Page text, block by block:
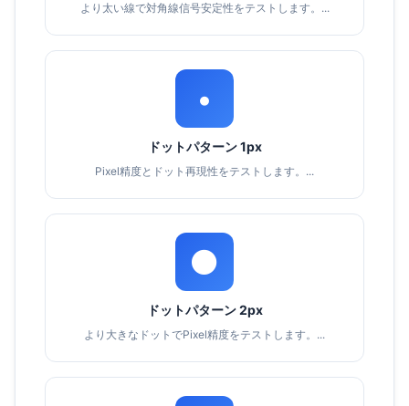
より太い線で対角線信号安定性をテストします。...
•
ドットパターン 1px
Pixel精度とドット再現性をテストします。...
⚫
ドットパターン 2px
より大きなドットでPixel精度をテストします。...